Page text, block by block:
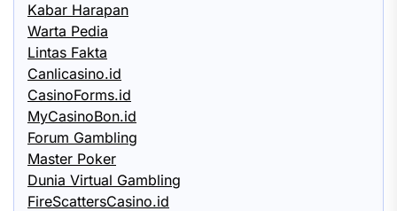
Kabar Harapan
Warta Pedia
Lintas Fakta
Canlicasino.id
CasinoForms.id
MyCasinoBon.id
Forum Gambling
Master Poker
Dunia Virtual Gambling
FireScattersCasino.id